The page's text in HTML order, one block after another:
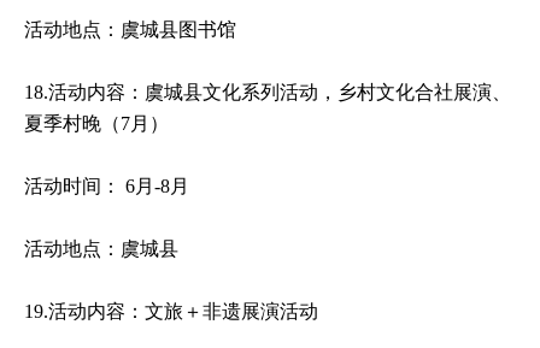
活动地点：虞城县图书馆
18.活动内容：虞城县文化系列活动，乡村文化合社展演、
夏季村晚（7月）
活动时间： 6月-8月
活动地点：虞城县
19.活动内容：文旅＋非遗展演活动